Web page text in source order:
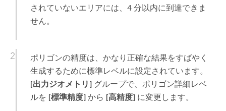
されていないエリアには、4 分以内に到達できま
せん。
ポリゴンの精度は、かなり正確な結果をすばやく
生成するために標準レベルに設定されています。
[出力ジオメトリ]グループで、ポリゴン詳細レベ
ルを [標準精度]から [高精度]に変更します。